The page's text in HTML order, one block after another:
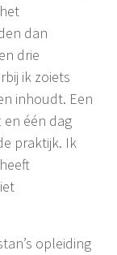
dan
drie
ik zoiets
inhoudt. Een
en één dag
praktijk. Ik
opleiding